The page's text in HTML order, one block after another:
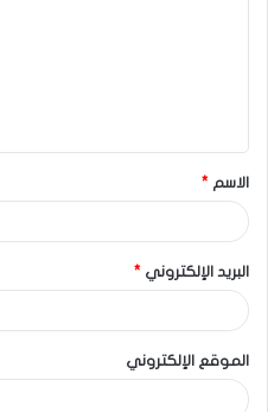
الاسم *
البريد الإلكتروني *
الموقع الإلكتروني